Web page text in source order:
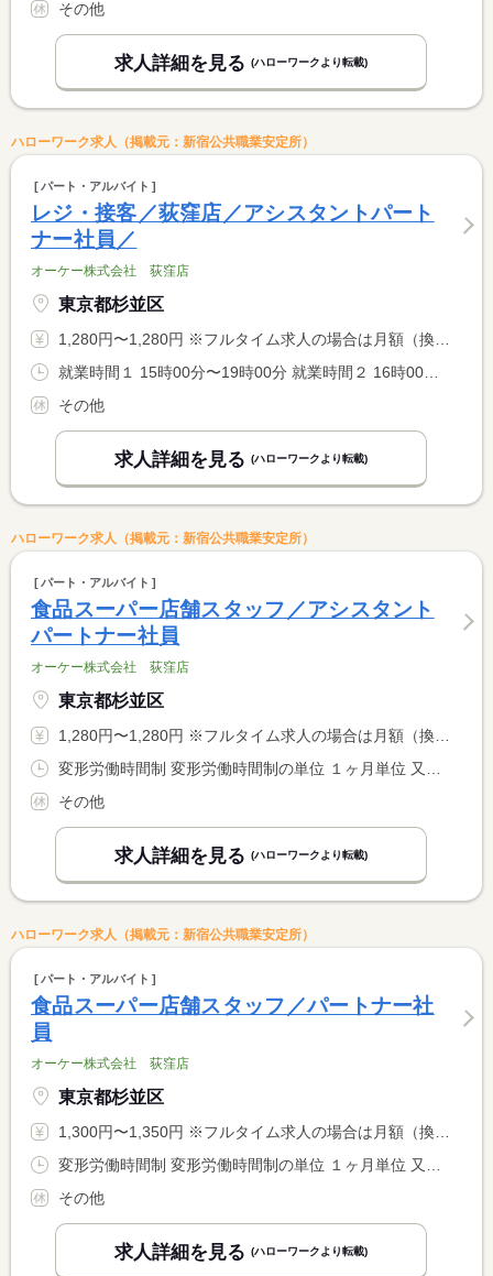
その他
求人詳細を見る (ハローワークより転載)
ハローワーク求人（掲載元：新宿公共職業安定所）
パート・アルバイト
レジ・接客／荻窪店／アシスタントパート
ナー社員／
オーケー株式会社 荻窪店
東京都杉並区
1,280円〜1,280円 ※フルタイム求人の場合は月額（換算額）、パート求人の場合は時間額を表示しています。
その他
求人詳細を見る (ハローワークより転載)
ハローワーク求人（掲載元：新宿公共職業安定所）
パート・アルバイト
食品スーパー店舗スタッフ／アシスタント
パートナー社員
オーケー株式会社 荻窪店
東京都杉並区
1,280円〜1,280円 ※フルタイム求人の場合は月額（換算額）、パート求人の場合は時間額を表示しています。
その他
求人詳細を見る (ハローワークより転載)
ハローワーク求人（掲載元：新宿公共職業安定所）
パート・アルバイト
食品スーパー店舗スタッフ／パートナー社
員
オーケー株式会社 荻窪店
東京都杉並区
1,300円〜1,350円 ※フルタイム求人の場合は月額（換算額）、パート求人の場合は時間額を表示しています。
その他
求人詳細を見る (ハローワークより転載)